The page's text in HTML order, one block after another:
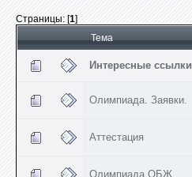
Страницы: [1]
Тема
Интересные ссылки
Олимпиада. Заявки.
Аттестация
Олимпиада ОБЖ